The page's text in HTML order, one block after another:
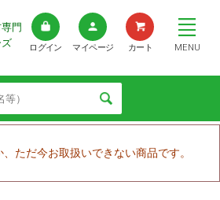
門
ズ
ログイン マイページ カート MENU
ただ今お取扱いできない商品です。